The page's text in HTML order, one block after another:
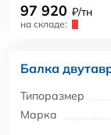
97 920 ₽/тн
на складе:
Балка
Типоразмер
Марка